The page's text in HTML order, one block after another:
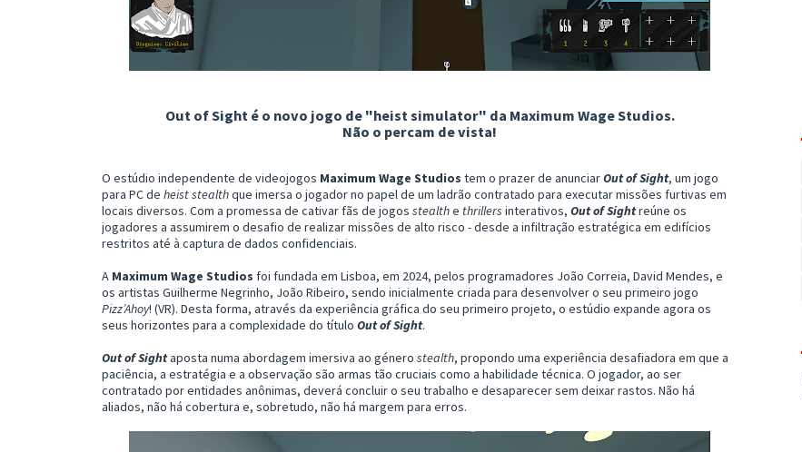
Out of Sight é o novo jogo de "heist simulator" da Maximum Wage Studios.
Não o percam de vista!
O estúdio independente de videojogos Maximum Wage Studios tem o prazer de anunciarOut of Sight, um jogo
para PC de heist stealthque imersa o jogador no papel de um ladrão contratado para executar missões furtivas em
locais diversos. Com a promessa de cativar fãs de jogos stealthe thrillers interativos, Out of Sightreúne os
jogadores a assumirem o desafio de realizar missões de alto risco - desde a infiltração estratégica em edifícios
restritos até à captura de dados confidenciais.
A Maximum Wage Studios foi fundada em Lisboa, em 2024, pelos programadores João Correia, David Mendes, e
os artistas Guilherme Negrinho, João Ribeiro, sendo inicialmente criada para desenvolver o seu primeiro jogo
Pizz’Ahoy! (VR). Desta forma, através da experiência gráfica do seu primeiro projeto, o estúdio expande agora os
seus horizontes para a complexidade do título Out of Sight.
Out of Sightaposta numa abordagem imersiva ao género stealth, propondo uma experiência desafiadora em que a
paciência, a estratégia e a observação são armas tão cruciais como a habilidade técnica. O jogador, ao ser
contratado por entidades anônimas, deverá concluir o seu trabalho e desaparecer sem deixar rastos. Não há
aliados, não há cobertura e, sobretudo, não há margem para erros.